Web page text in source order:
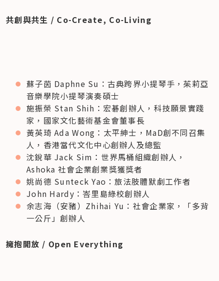
共創與共生 / Co-Create, Co-Living
蘇子茵 Daphne Su：古典跨界小提琴手，茱莉亞
音樂學院小提琴演奏碩士
施振榮 Stan Shih：宏碁創辦人，科技願景實踐
家，國家文化藝術基金會董事長
黃英琦 Ada Wong：太平紳士，MaD創不同召集
人，香港當代文化中心創辦人及總監
沈銳華 Jack Sim：世界馬桶組織創辦人，
Ashoka 社會企業創業獎獲獎者
姚尚德 Sunteck Yao：旅法肢體默劇工作者
John Hardy：峇里島綠校創辦人
余志海（安豬）Zhihai Yu：社會企業家，「多背
一公斤」創辦人
擁抱開放 / Open Everything